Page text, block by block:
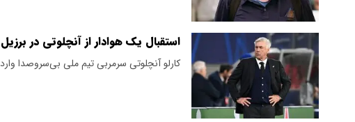
استقبال یک هوادار از آنچلوتی در برزیل
کارلو آنچلوتی سرمربی تیم ملی بی‌سروصدا